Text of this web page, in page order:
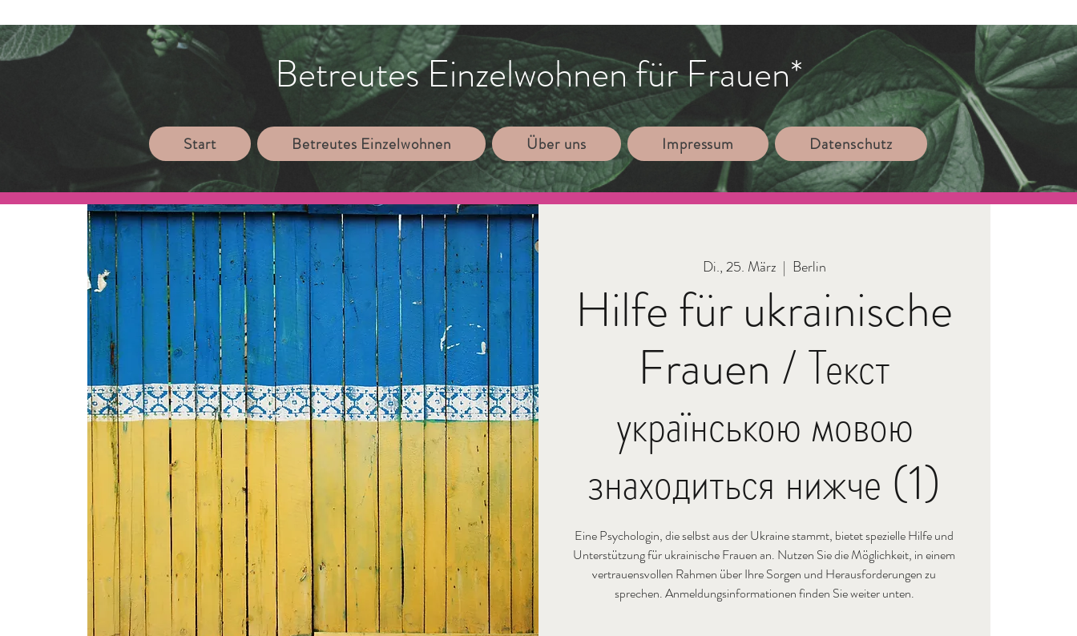
Betreutes Einzelwohnen für Frauen*
Start Betreutes Einzelwohnen Über uns Impressum Datenschutz
Di., 25. März
  |
Berlin
Hilfe für ukrainische
Frauen / Текст
українською мовою
знаходиться нижче (1)
Eine Psychologin, die selbst aus der Ukraine stammt, bietet spezielle Hilfe und
Unterstützung für ukrainische Frauen an. Nutzen Sie die Möglichkeit, in einem
vertrauensvollen Rahmen über Ihre Sorgen und Herausforderungen zu
sprechen. Anmeldungsinformationen finden Sie weiter unten.